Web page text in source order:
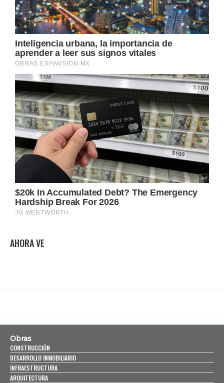
AHORA VE
Obras
CONSTRUCCIÓN
DESARROLLO INMOBILIARIO
INFRAESTRUCTURA
ARQUITECTURA